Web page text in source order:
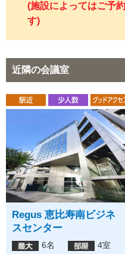
(施設によってはご予
す)
近隣の会議室
Regus 恵比寿南ビジネ
スセンター
6名
4室